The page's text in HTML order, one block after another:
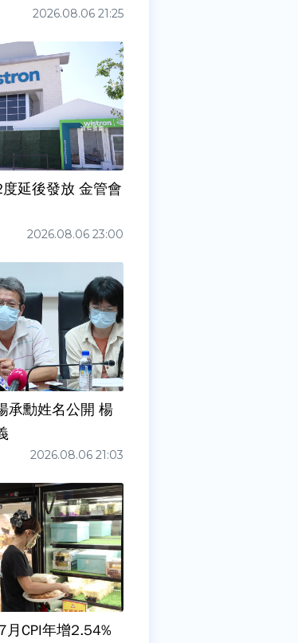
2026.08.06 21:25
延後發放 金管會
2026.08.06 23:00
承勳姓名公開 楊
2026.08.06 21:03
CPI年增2.54%